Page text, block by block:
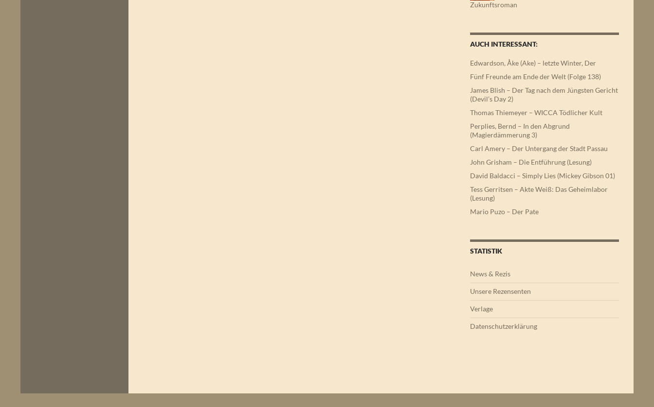
Zukunftsroman
AUCH INTERESSANT:
Edwardson, Åke (Ake) – letzte Winter, Der
Fünf Freunde am Ende der Welt (Folge 138)
James Blish – Der Tag nach dem Jüngsten Gericht
(Devil’s Day 2)
Thomas Thiemeyer – WICCA Tödlicher Kult
Perplies, Bernd – In den Abgrund
(Magierdämmerung 3)
Carl Amery – Der Untergang der Stadt Passau
John Grisham – Die Entführung (Lesung)
David Baldacci – Simply Lies (Mickey Gibson 01)
Tess Gerritsen – Akte Weiß: Das Geheimlabor
(Lesung)
Mario Puzo – Der Pate
STATISTIK
News & Rezis
Unsere Rezensenten
Verlage
Datenschutzerklärung